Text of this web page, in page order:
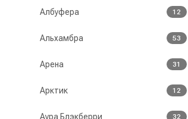
Албуфера 12
Альхамбра 53
Арена 31
Арктик 12
Аура Блэкберри 32